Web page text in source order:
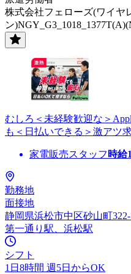
株式会社フェローズ(ワイヤ
ン
むしろ＜未経験歓迎な＞
も＜日払いできる＞激アツ
家電販売スタッフ 時給
勤務地
面接地
静岡県浜松市中区砂山町322-
第一通り駅、浜松駅
シフト
1日8時間 週5日からOK